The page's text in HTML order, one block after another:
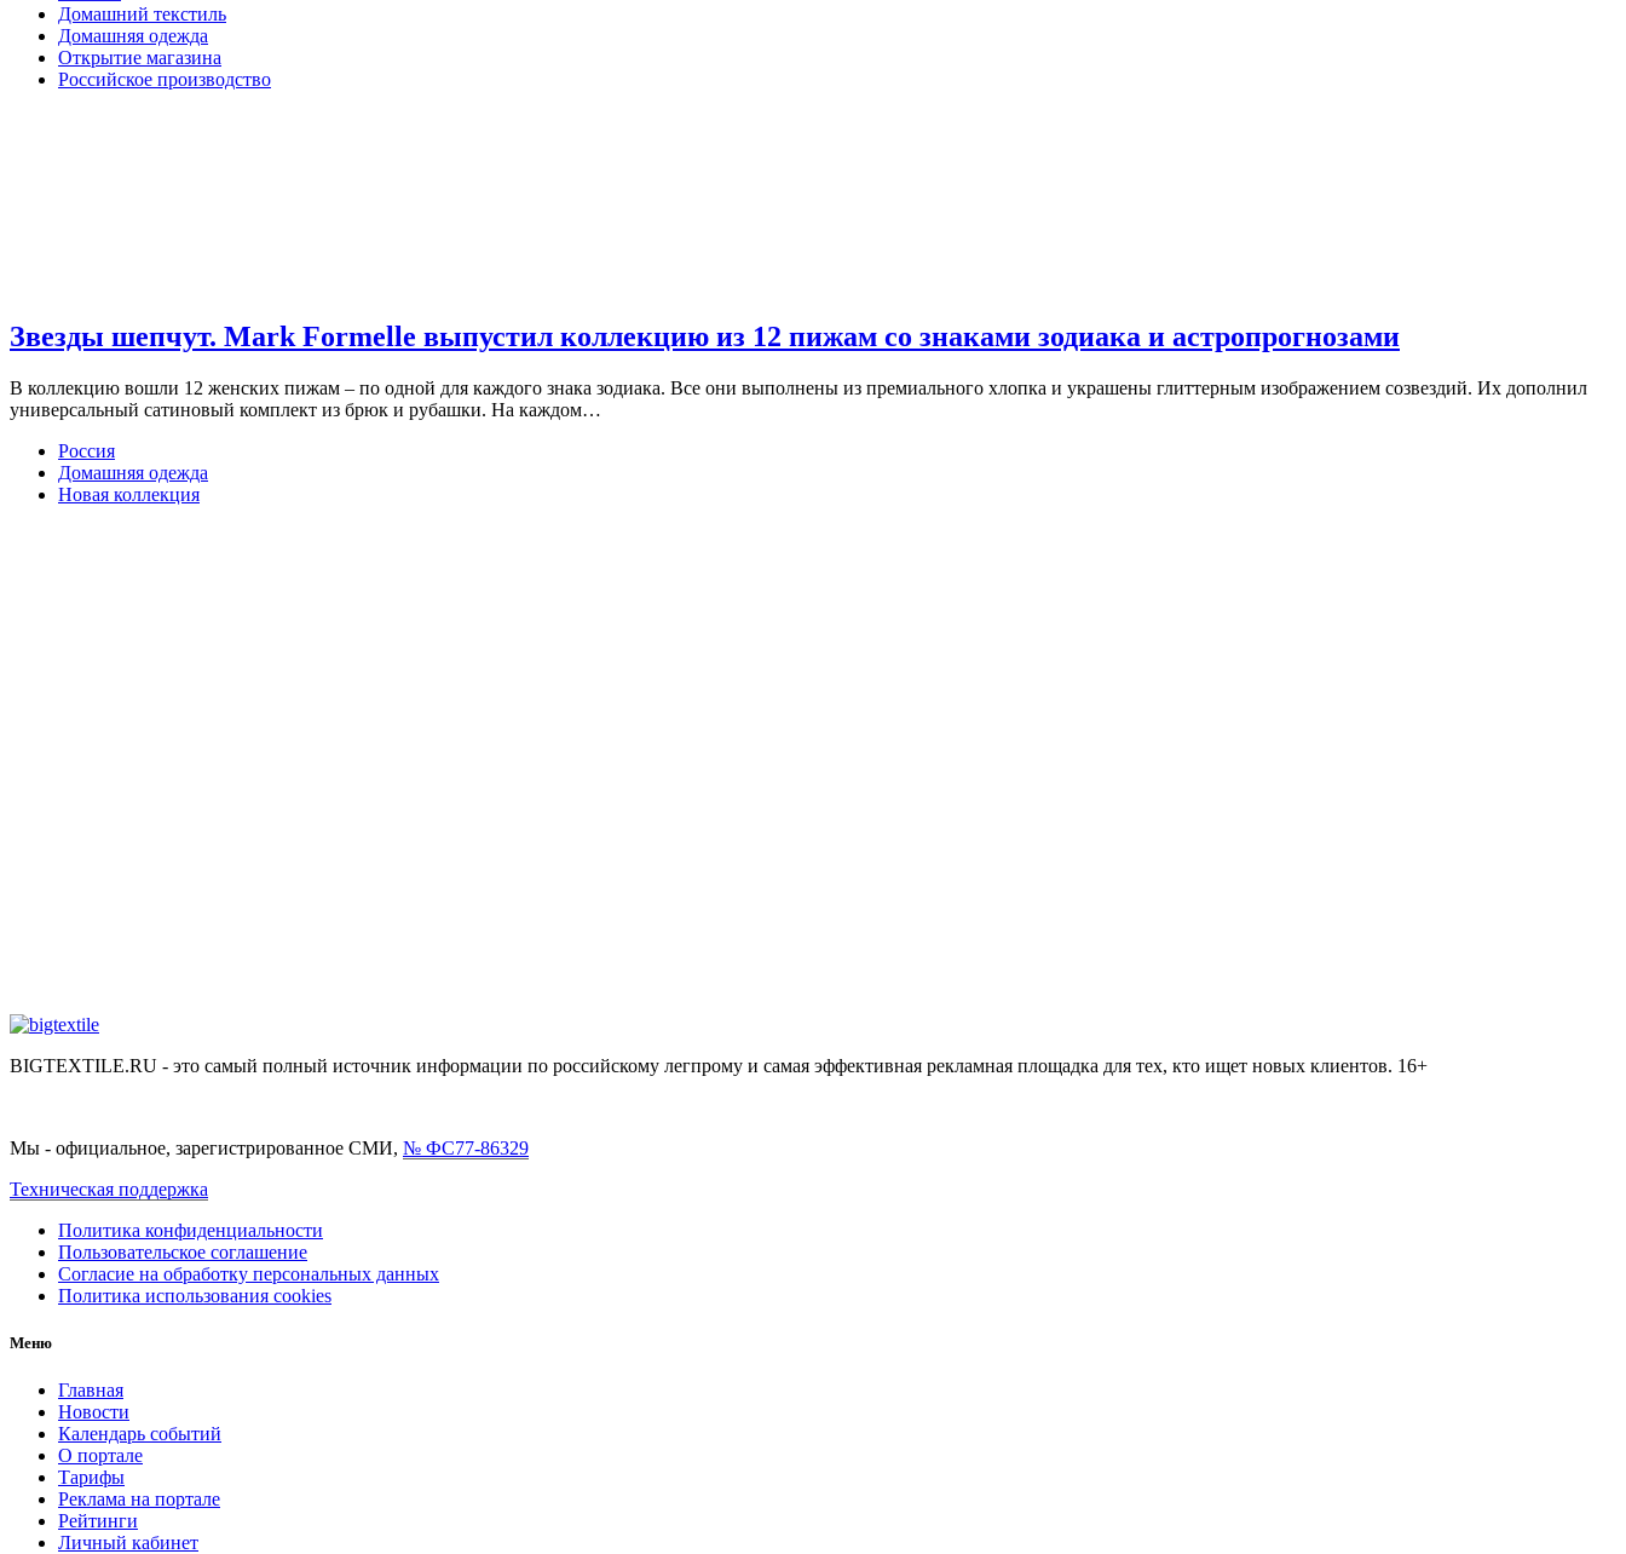
Домашний текстиль
Домашняя одежда
Открытие магазина
Российское производство
Звезды шепчут. Mark Formelle выпустил коллекцию из 12 пижам со знаками зодиака и астропрогнозами
В коллекцию вошли 12 женских пижам – по одной для каждого знака зодиака. Все они выполнены из премиального хлопка и украшены глиттерным изображением созвездий. Их дополнил
универсальный сатиновый комплект из брюк и рубашки. На каждом…
Россия
Домашняя одежда
Новая коллекция
BIGTEXTILE.RU - это самый полный источник информации по российскому легпрому и самая эффективная рекламная площадка для тех, кто ищет новых клиентов. 16+
Мы - официальное, зарегистрированное СМИ, № ФС77-86329
Техническая поддержка
Политика конфиденциальности
Пользовательское соглашение
Согласие на обработку персональных данных
Политика использования cookies
Меню
Главная
Новости
Календарь событий
О портале
Тарифы
Реклама на портале
Рейтинги
Личный кабинет